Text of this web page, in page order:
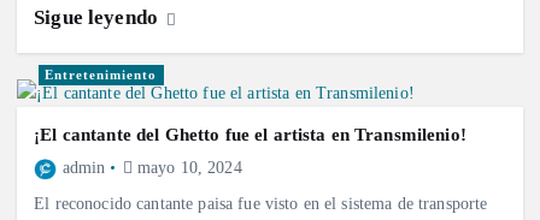
Sigue leyendo
Entretenimiento
¡El cantante del Ghetto fue el artista en Transmilenio!
admin mayo 10, 2024
El reconocido cantante paisa fue visto en el sistema de transporte